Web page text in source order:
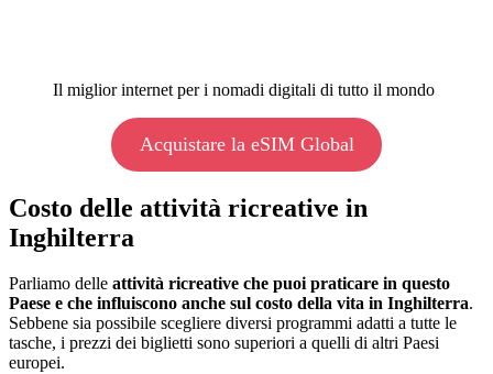
Il miglior internet per i nomadi digitali di tutto il mondo
Acquistare la eSIM Global
Costo delle attività ricreative in
Inghilterra
Parliamo delle attività ricreative che puoi praticare in questo
Paese e che influiscono anche sul costo della vita in Inghilterra.
Sebbene sia possibile scegliere diversi programmi adatti a tutte le
tasche, i prezzi dei biglietti sono superiori a quelli di altri Paesi
europei.